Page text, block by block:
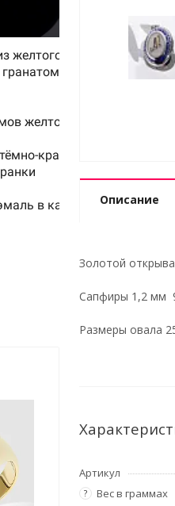
Описание
Золотой
Сапфиры 1,2 мм
Размеры овала
Артикул
? Вес в граммах